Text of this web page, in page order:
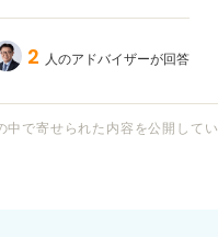
としてアピールでき
2 人のアドバイザーが回答
で寄せられた内容を公開してい